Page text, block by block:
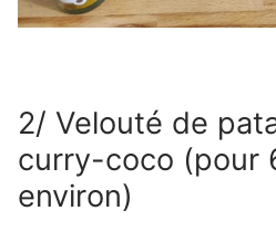
2/ Velouté de
curry-coco (pour
environ)